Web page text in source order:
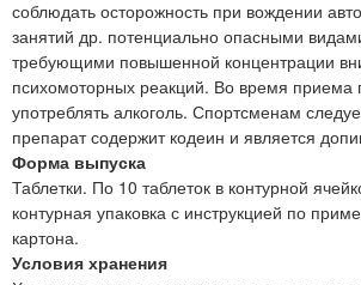
соблюдать осторожность при вождении
занятий др. потенциально опасными
требующими повышенной концентрации
психомоторных реакций. Во время приема
употреблять алкоголь. Спортсменам
препарат содержит кодеин и является
Форма выпуска
Таблетки. По 10 таблеток в контурной
контурная упаковка с инструкцией по
картона.
Условия хранения